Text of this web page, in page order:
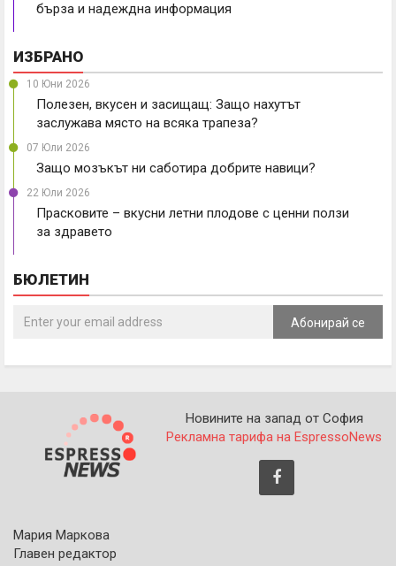
бърза и надеждна информация
ИЗБРАНО
10 Юни 2026
Полезен, вкусен и засищащ: Защо нахутът
заслужава място на всяка трапеза?
07 Юли 2026
Защо мозъкът ни саботира добрите навици?
22 Юли 2026
Прасковите – вкусни летни плодове с ценни ползи
за здравето
БЮЛЕТИН
Абонирай се
Новините на запад от София
Рекламна тарифа на EspressoNews
Мария Маркова
Главен редактор